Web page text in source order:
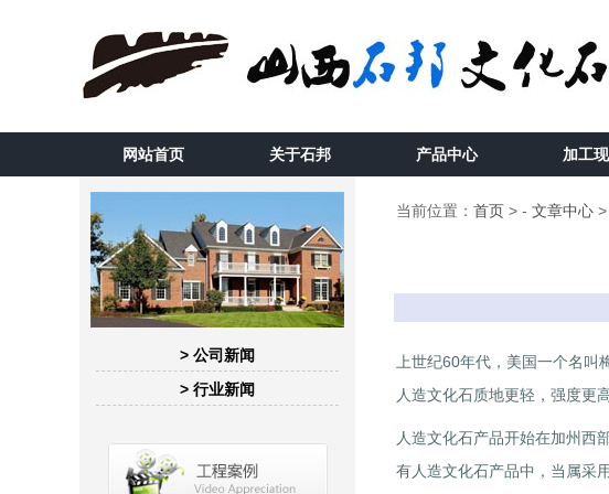
网站首页 关于石邦 产品中心 加工
> 公司新闻
> 行业新闻
当前位置： 首页 > - 文章中心
上世纪60年代，美国一个名叫
人造文化石质地更轻，强度更
人造文化石产品开始在加州西
有人造文化石产品中，当属采